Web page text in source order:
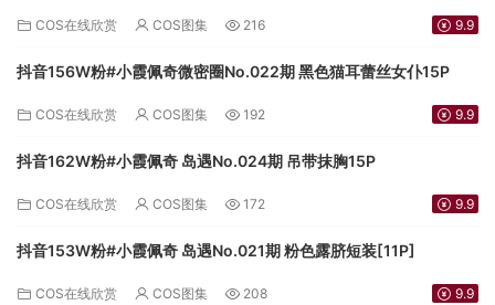
COS在线欣赏 COS图集 216 9.9
抖音156W粉#小霞佩奇微密圈No.022期 黑色猫耳蕾丝女仆15P
COS在线欣赏 COS图集 192 9.9
抖音162W粉#小霞佩奇 岛遇No.024期 吊带抹胸15P
COS在线欣赏 COS图集 172 9.9
抖音153W粉#小霞佩奇 岛遇No.021期 粉色露脐短装[11P]
COS在线欣赏 COS图集 208 9.9